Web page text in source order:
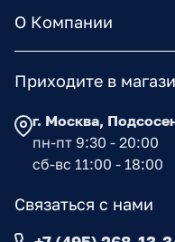
О Компании
Приходите в
г. Москва,
пн-пт 9:30 - 20:00
сб-вс 11:00 - 18:00
Связаться с нами